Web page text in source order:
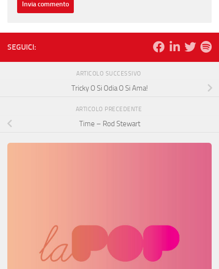
SEGUICI:
ARTICOLO SUCCESSIVO
Tricky O Si Odia O Si Ama!
ARTICOLO PRECEDENTE
Time – Rod Stewart